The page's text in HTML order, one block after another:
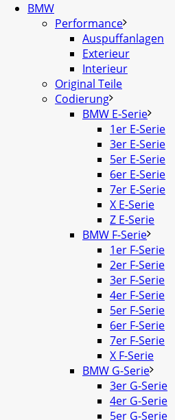
BMW
Performance
Auspuffanlagen
Exterieur
Interieur
Original Teile
Codierung
BMW E-Serie
1er E-Serie
3er E-Serie
5er E-Serie
6er E-Serie
7er E-Serie
X E-Serie
Z E-Serie
BMW F-Serie
1er F-Serie
2er F-Serie
3er F-Serie
4er F-Serie
5er F-Serie
6er F-Serie
7er F-Serie
X F-Serie
BMW G-Serie
3er G-Serie
4er G-Serie
5er G-Serie